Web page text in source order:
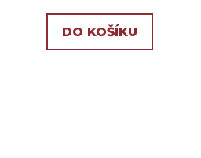
DO KOŠÍKU